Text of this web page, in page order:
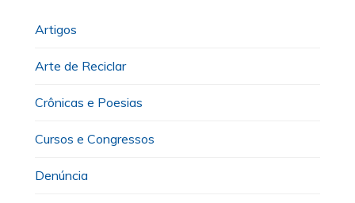
Artigos
Arte de Reciclar
Crônicas e Poesias
Cursos e Congressos
Denúncia